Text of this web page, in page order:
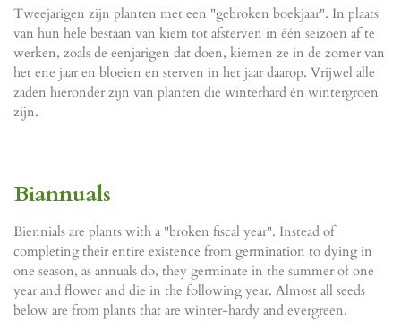
Tweejarigen zijn planten met een "gebroken boekjaar". In plaats
van hun hele bestaan van kiem tot afsterven in één seizoen af te
werken, zoals de eenjarigen dat doen, kiemen ze in de zomer van
het ene jaar en bloeien en sterven in het jaar daarop. Vrijwel alle
zaden hieronder zijn van planten die winterhard én wintergroen
zijn.
Biannuals
Biennials are plants with a "broken fiscal year". Instead of
completing their entire existence from germination to dying in
one season, as annuals do, they germinate in the summer of one
year and flower and die in the following year. Almost all seeds
below are from plants that are winter-hardy and evergreen.